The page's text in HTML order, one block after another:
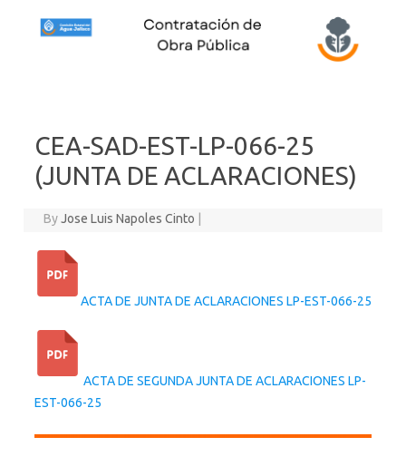
CEA-SAD-EST-LP-066-25
(JUNTA DE ACLARACIONES)
ByJose Luis Napoles Cinto
ACTA DE JUNTA DE ACLARACIONES LP-EST-066-25
ACTA DE SEGUNDA JUNTA DE ACLARACIONES LP-
EST-066-25